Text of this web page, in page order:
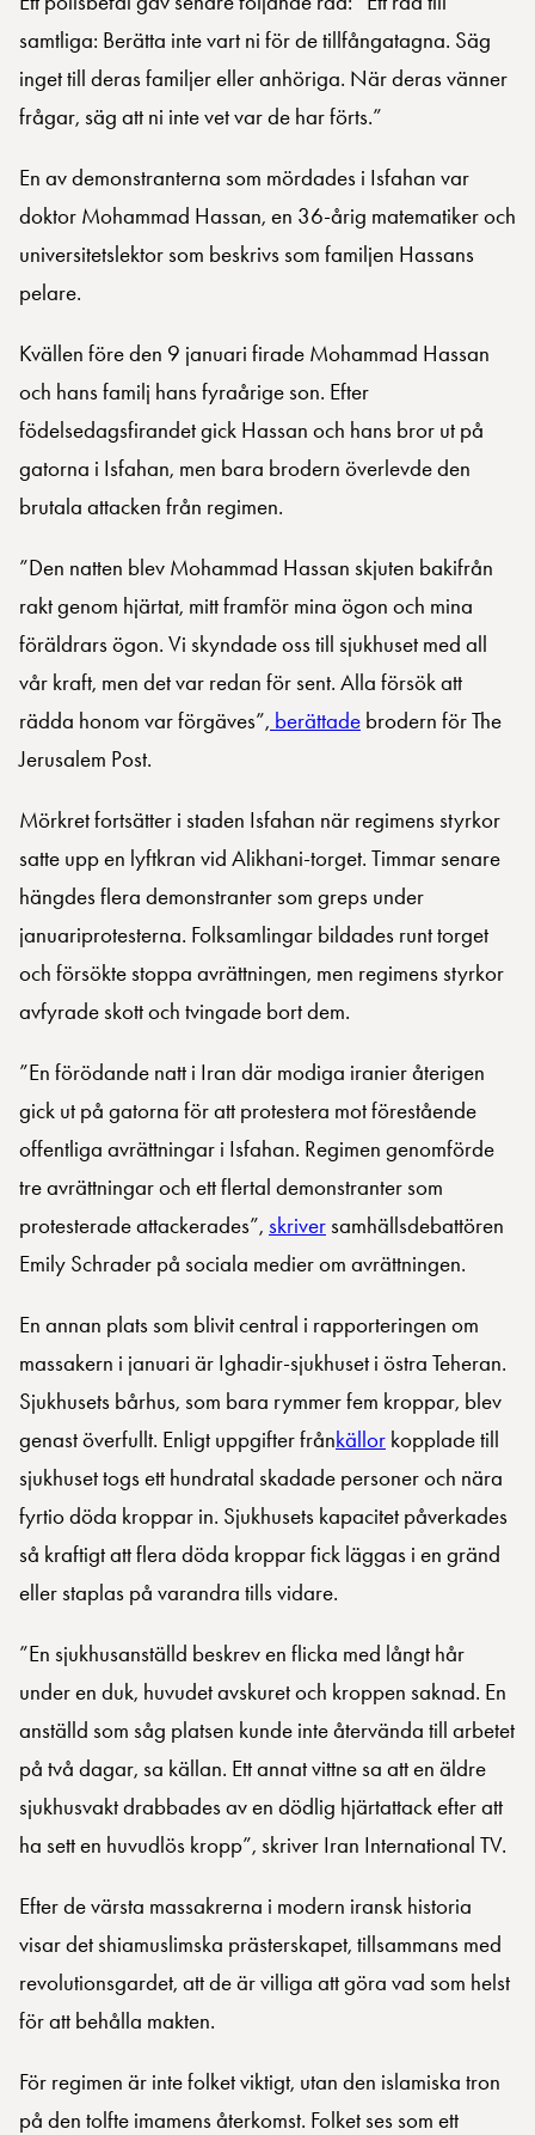
samtliga: Berätta inte vart ni för de tillfångatagna. Säg
inget till deras familjer eller anhöriga. När deras vänner
frågar, säg att ni inte vet var de har förts.”
En av demonstranterna som mördades i Isfahan var
doktor Mohammad Hassan, en 36-årig matematiker och
universitetslektor som beskrivs som familjen Hassans
pelare.
Kvällen före den 9 januari firade Mohammad Hassan
och hans familj hans fyraårige son. Efter
födelsedagsfirandet gick Hassan och hans bror ut på
gatorna i Isfahan, men bara brodern överlevde den
brutala attacken från regimen.
”Den natten blev Mohammad Hassan skjuten bakifrån
rakt genom hjärtat, mitt framför mina ögon och mina
föräldrars ögon. Vi skyndade oss till sjukhuset med all
vår kraft, men det var redan för sent. Alla försök att
rädda honom var förgäves”, berättade brodern för The
Jerusalem Post.
Mörkret fortsätter i staden Isfahan när regimens styrkor
satte upp en lyftkran vid Alikhani-torget. Timmar senare
hängdes flera demonstranter som greps under
januariprotesterna. Folksamlingar bildades runt torget
och försökte stoppa avrättningen, men regimens styrkor
avfyrade skott och tvingade bort dem.
”En förödande natt i Iran där modiga iranier återigen
gick ut på gatorna för att protestera mot förestående
offentliga avrättningar i Isfahan. Regimen genomförde
tre avrättningar och ett flertal demonstranter som
protesterade attackerades”, skriversamhällsdebattören
Emily Schrader på sociala medier om avrättningen.
En annan plats som blivit central i rapporteringen om
massakern i januari är Ighadir-sjukhuset i östra Teheran.
Sjukhusets bårhus, som bara rymmer fem kroppar, blev
genast överfullt. Enligt uppgifter frånkällor kopplade till
sjukhuset togs ett hundratal skadade personer och nära
fyrtio döda kroppar in. Sjukhusets kapacitet påverkades
så kraftigt att flera döda kroppar fick läggas i en gränd
eller staplas på varandra tills vidare.
”En sjukhusanställd beskrev en flicka med långt hår
under en duk, huvudet avskuret och kroppen saknad. En
anställd som såg platsen kunde inte återvända till arbetet
på två dagar, sa källan. Ett annat vittne sa att en äldre
sjukhusvakt drabbades av en dödlig hjärtattack efter att
ha sett en huvudlös kropp”, skriver Iran International TV.
Efter de värsta massakrerna i modern iransk historia
visar det shiamuslimska prästerskapet, tillsammans med
revolutionsgardet, att de är villiga att göra vad som helst
för att behålla makten.
För regimen är inte folket viktigt, utan den islamiska tron
på den tolfte imamens återkomst. Folket ses som ett